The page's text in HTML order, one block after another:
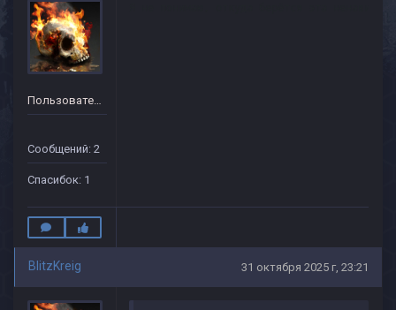
Пользователь
Сообщений: 2
Спасибок: 1
BlitzKreig 31 октября 2025 г, 23:21